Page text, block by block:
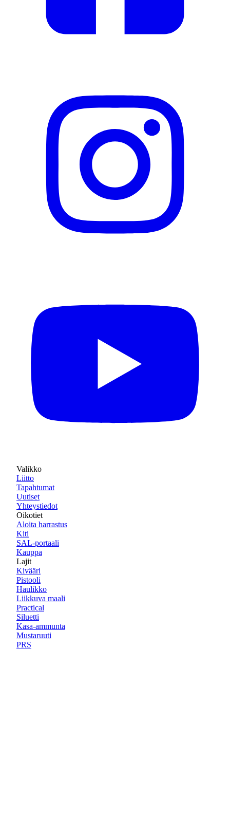
Valikko
Liitto
Tapahtumat
Uutiset
Yhteystiedot
Oikotiet
Aloita harrastus
Kiti
SAL-portaali
Kauppa
Lajit
Kivääri
Pistooli
Haulikko
Liikkuva maali
Practical
Siluetti
Kasa-ammunta
Mustaruuti
PRS